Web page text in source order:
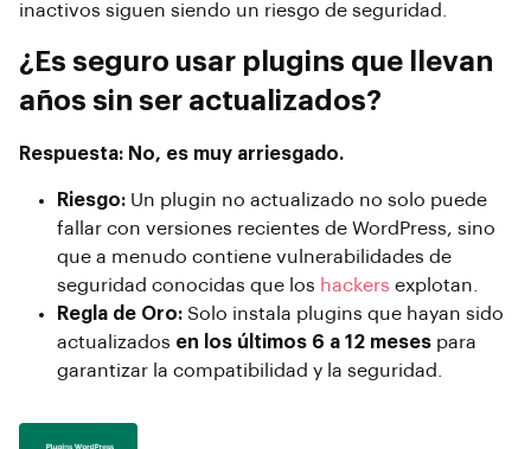
inactivos siguen siendo un riesgo de seguridad.
¿Es seguro usar plugins que llevan
años sin ser actualizados?
Respuesta: No, es muy arriesgado.
Riesgo: Un plugin no actualizado no solo puede
fallar con versiones recientes de WordPress, sino
que a menudo contiene vulnerabilidades de
seguridad conocidas que los hackers explotan.
Regla de Oro: Solo instala plugins que hayan sido
actualizados en los últimos 6 a 12 meses para
garantizar la compatibilidad y la seguridad.